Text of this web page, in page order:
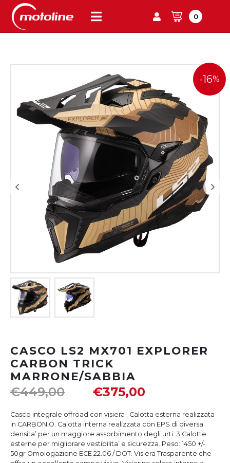
0
-16%
CASCO LS2 MX701 EXPLORER
CARBON TRICK
MARRONE/SABBIA
€449,00 €375,00
Casco integrale offroad con visiera . Calotta esterna realizzata
in CARBONIO. Calotta interna realizzata con EPS di diversa
densita’ per un maggiore assorbimento degli urti. 3 Calotte
esterne per migliorare vestibilita’ e sicurezza. Peso: 1450 +/-
50gr Omologazione ECE 22.06 / DOT. Visiera Trasparente che